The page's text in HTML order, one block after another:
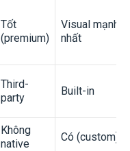
Tốt
(premium)
Visual mạnh
nhất
Third-
party
Built-in
Không
native
Có (custom)